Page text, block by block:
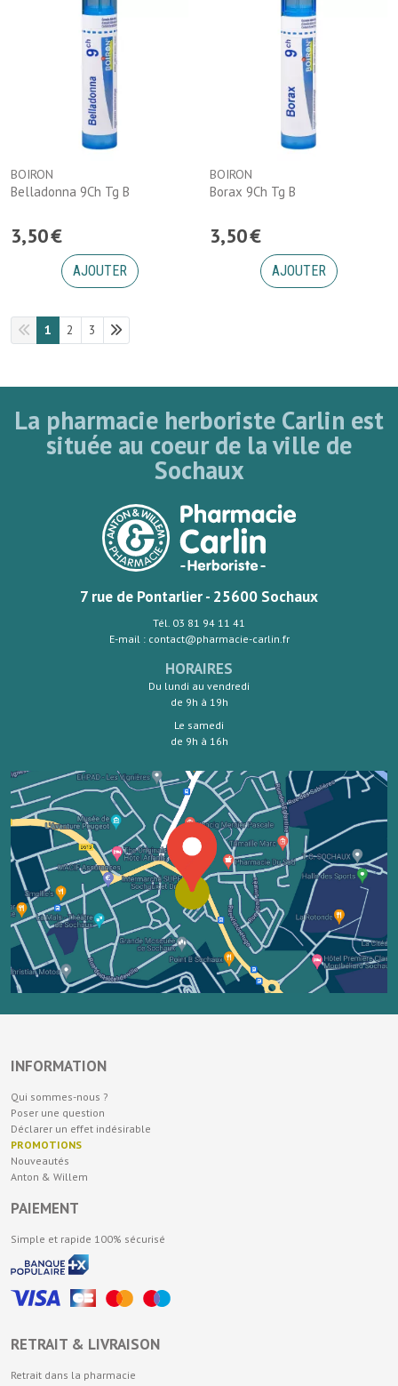
BOIRON
Belladonna 9Ch Tg B
3,50€
AJOUTER
BOIRON
Borax 9Ch Tg B
3,50€
AJOUTER
1 2 3
La pharmacie herboriste Carlin est
située au coeur de la ville de
Sochaux
7 rue de Pontarlier - 25600 Sochaux
Tél. 03 81 94 11 41
E-mail : contact@pharmacie-carlin.fr
HORAIRES
Du lundi au vendredi
de 9h à 19h
Le samedi
de 9h à 16h
INFORMATION
Qui sommes-nous ?
Poser une question
Déclarer un effet indésirable
PROMOTIONS
Nouveautés
Anton & Willem
PAIEMENT
Simple et rapide 100% sécurisé
RETRAIT & LIVRAISON
Retrait dans la pharmacie